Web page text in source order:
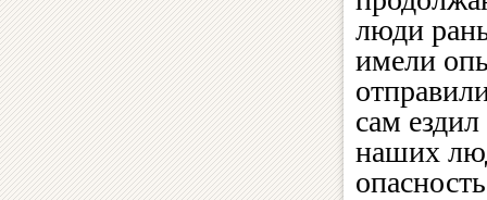
люди
имели
сам
наших